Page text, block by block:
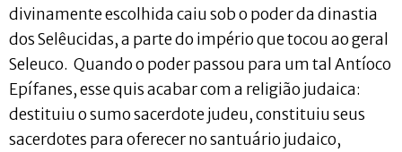
divinamente escolhida caiu sob o poder da dinastia
dos Selêucidas, a parte do império que tocou ao geral
Seleuco. Quando o poder passou para um tal Antíoco
Epífanes, esse quis acabar com a religião judaica:
destituiu o sumo sacerdote judeu, constituiu seus
sacerdotes para oferecer no santuário judaico,